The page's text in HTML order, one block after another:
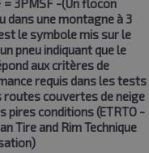
= 3PMSF -(Un flocon
dans une montagne à 3
le symbole mis sur le
pneu indiquant que le
aux critères de
requis dans les tests
routes couvertes de neige
pires conditions (ETRTO -
Tire and Rim Technique